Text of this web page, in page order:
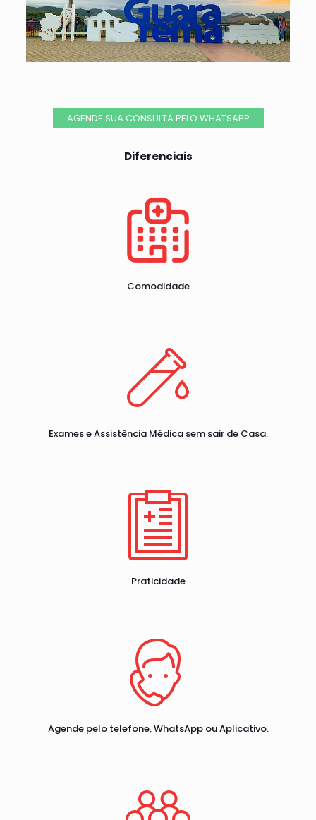
AGENDE SUA CONSULTA PELO WHATSAPP
Diferenciais
Comodidade
Exames e Assistência Médica sem sair de Casa.
Praticidade
Agende pelo telefone, WhatsApp ou Aplicativo.